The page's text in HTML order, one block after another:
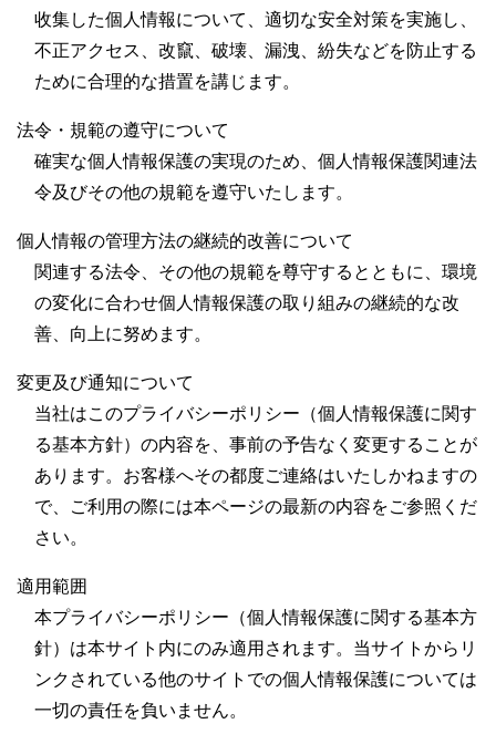
收集した個人情報について、適切な安全対策を実施し、
不正アクセス、改竄、破壊、漏洩、紛失などを防止する
ために合理的な措置を講じます。
法令・規範の遵守について
確実な個人情報保護の実現のため、個人情報保護関連法
令及びその他の規範を遵守いたします。
個人情報の管理方法の継続的改善について
関連する法令、その他の規範を尊守するとともに、環境
の変化に合わせ個人情報保護の取り組みの継続的な改
善、向上に努めます。
変更及び通知について
当社はこのプライバシーポリシー（個人情報保護に関す
る基本方針）の内容を、事前の予告なく変更することが
あります。お客様へその都度ご連絡はいたしかねますの
で、ご利用の際には本ページの最新の内容をご参照くだ
さい。
適用範囲
本プライバシーポリシー（個人情報保護に関する基本方
針）は本サイト内にのみ適用されます。当サイトからリ
ンクされている他のサイトでの個人情報保護については
一切の責任を負いません。